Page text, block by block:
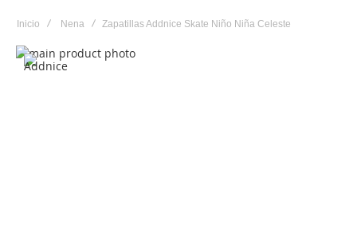
Inicio Nena Zapatillas Addnice Skate Niño Niña Celeste